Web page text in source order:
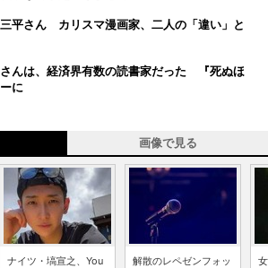
平さん カリスマ漫画家、二人の「違い」と
んは、経済界有数の読書家だった 『死ぬほ
に
画像で見る
ナイツ・塙宣之、You
解散のレペゼンフォッ